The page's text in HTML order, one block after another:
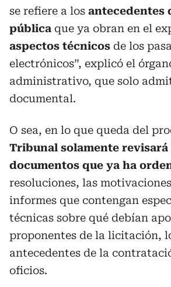
se refiere a los antecedentes
pública que ya obran en el
aspectos técnicos de los
electrónicos”, explicó el
administrativo, que solo
documental.
O sea, en lo que queda del
Tribunal solamente revisará
documentos que ya ha
resoluciones, las
informes que contengan
técnicas sobre qué debían
proponentes de la licitación,
antecedentes de la
oficios.